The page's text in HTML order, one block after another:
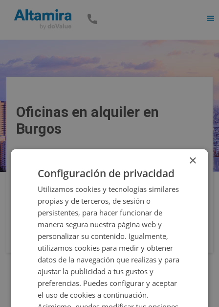
Oficinas en alquiler en
Burgos
Filtros
×
Configuración de privacidad
Utilizamos cookies y tecnologías similares
propias y de terceros, de sesión o
persistentes, para hacer funcionar de
manera segura nuestra página web y
personalizar su contenido. Igualmente,
utilizamos cookies para medir y obtener
datos de la navegación que realizas y para
ajustar la publicidad a tus gustos y
preferencias. Puedes configurar y aceptar
el uso de cookies a continuación.